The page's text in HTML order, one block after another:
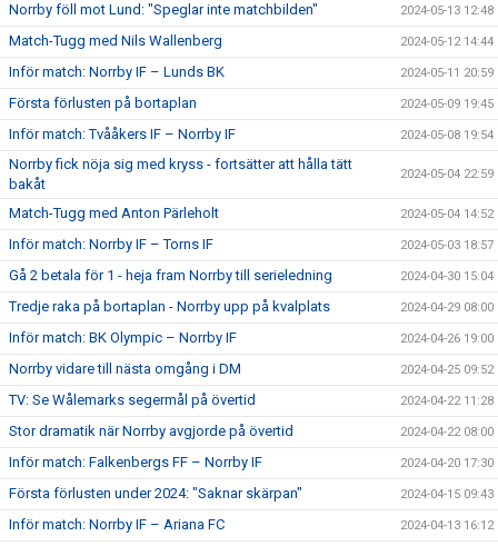
Norrby föll mot Lund: "Speglar inte matchbilden" 2024-05-13 12:48
Match-Tugg med Nils Wallenberg 2024-05-12 14:44
Inför match: Norrby IF – Lunds BK 2024-05-11 20:59
Första förlusten på bortaplan 2024-05-09 19:45
Inför match: Tvååkers IF – Norrby IF 2024-05-08 19:54
Norrby fick nöja sig med kryss - fortsätter att hålla tätt
bakåt
2024-05-04 22:59
Match-Tugg med Anton Pärleholt 2024-05-04 14:52
Inför match: Norrby IF – Torns IF 2024-05-03 18:57
Gå 2 betala för 1 - heja fram Norrby till serieledning 2024-04-30 15:04
Tredje raka på bortaplan - Norrby upp på kvalplats 2024-04-29 08:00
Inför match: BK Olympic – Norrby IF 2024-04-26 19:00
Norrby vidare till nästa omgång i DM 2024-04-25 09:52
TV: Se Wålemarks segermål på övertid 2024-04-22 11:28
Stor dramatik när Norrby avgjorde på övertid 2024-04-22 08:00
Inför match: Falkenbergs FF – Norrby IF 2024-04-20 17:30
Första förlusten under 2024: "Saknar skärpan" 2024-04-15 09:43
Inför match: Norrby IF – Ariana FC 2024-04-13 16:12